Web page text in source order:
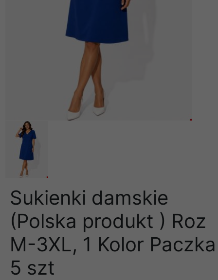
Sukienki damskie
(Polska produkt ) Roz
M-3XL, 1 Kolor Paczka
5 szt